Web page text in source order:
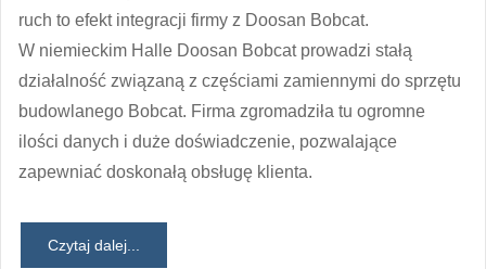
ruch to efekt integracji firmy z Doosan Bobcat.
W niemieckim Halle Doosan Bobcat prowadzi stałą
działalność związaną z częściami zamiennymi do sprzętu
budowlanego Bobcat. Firma zgromadziła tu ogromne
ilości danych i duże doświadczenie, pozwalające
zapewniać doskonałą obsługę klienta.
Czytaj dalej...